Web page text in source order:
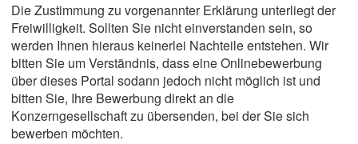
Die Zustimmung zu vorgenannter Erklärung unterliegt der
Freiwilligkeit. Sollten Sie nicht einverstanden sein, so
werden Ihnen hieraus keinerlei Nachteile entstehen. Wir
bitten Sie um Verständnis, dass eine Onlinebewerbung
über dieses Portal sodann jedoch nicht möglich ist und
bitten Sie, Ihre Bewerbung direkt an die
Konzerngesellschaft zu übersenden, bei der Sie sich
bewerben möchten.